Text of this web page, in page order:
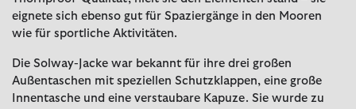
eignete sich ebenso gut für Spaziergänge in den Mooren
wie für sportliche Aktivitäten.
Die Solway-Jacke war bekannt für ihre drei großen
Außentaschen mit speziellen Schutzklappen, eine große
Innentasche und eine verstaubare Kapuze. Sie wurde zu